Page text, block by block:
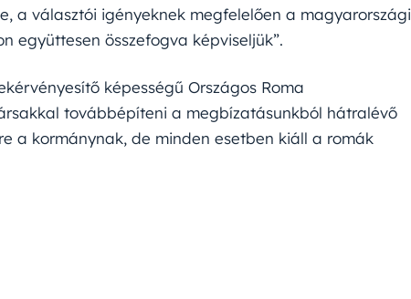
a választói igényeknek megfelelően a magyarországi
együttesen összefogva képviseljük”.
képességű Országos Roma
továbbépíteni a megbízatásunkból hátralévő
a kormánynak, de minden esetben kiáll a romák